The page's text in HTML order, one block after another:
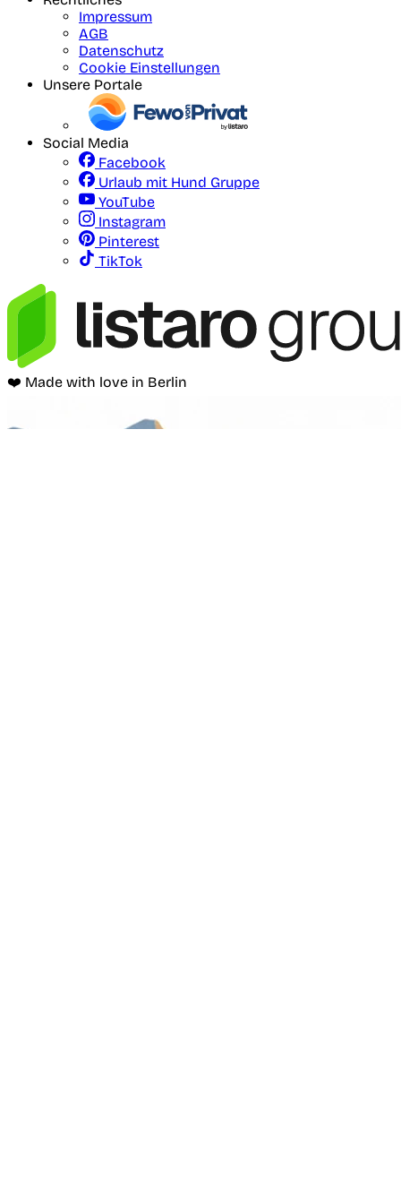
Impressum
AGB
Datenschutz
Cookie Einstellungen
Unsere Portale
Social Media
Facebook
Urlaub mit Hund Gruppe
YouTube
Instagram
Pinterest
TikTok
❤️ Made with love in Berlin